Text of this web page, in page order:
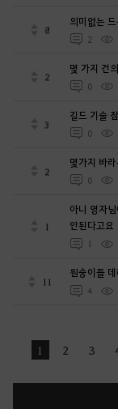
8
의미없는
2
2
몇 가지 건
0
3
길드 기술
0
2
몇가지 바
0
1
아니 영자
안된다고요
1
11
원숭이들
4
1 2 3